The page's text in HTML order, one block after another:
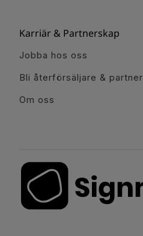
Karriär & Partnerskap
Jobba hos oss
Bli återförsäljare & partner
Om oss